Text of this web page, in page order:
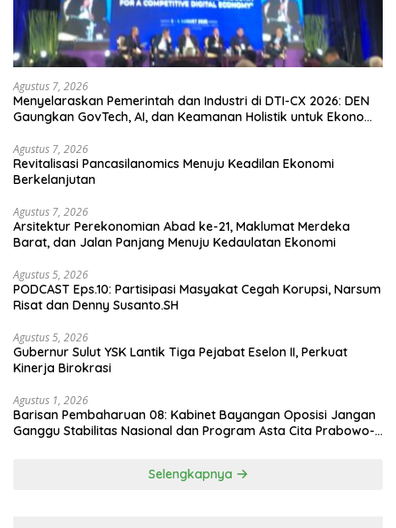
Agustus 7, 2026
Menyelaraskan Pemerintah dan Industri di DTI-CX 2026: DEN
Gaungkan GovTech, AI, dan Keamanan Holistik untuk Ekonomi
Agustus 7, 2026
Revitalisasi Pancasilanomics Menuju Keadilan Ekonomi
Berkelanjutan
Agustus 7, 2026
Arsitektur Perekonomian Abad ke-21, Maklumat Merdeka
Barat, dan Jalan Panjang Menuju Kedaulatan Ekonomi
Agustus 5, 2026
PODCAST Eps.10: Partisipasi Masyakat Cegah Korupsi, Narsum
Risat dan Denny Susanto.SH
Agustus 5, 2026
Gubernur Sulut YSK Lantik Tiga Pejabat Eselon II, Perkuat
Kinerja Birokrasi
Agustus 1, 2026
Barisan Pembaharuan 08: Kabinet Bayangan Oposisi Jangan
Ganggu Stabilitas Nasional dan Program Asta Cita Prabowo-
Selengkapnya